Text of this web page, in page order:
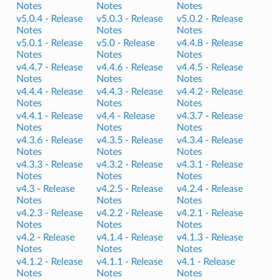
Notes
Notes
Notes
v5.0.4 - Release
Notes
v5.0.3 - Release
Notes
v5.0.2 - Release
Notes
v5.0.1 - Release
Notes
v5.0 - Release
Notes
v4.4.8 - Release
Notes
v4.4.7 - Release
Notes
v4.4.6 - Release
Notes
v4.4.5 - Release
Notes
v4.4.4 - Release
Notes
v4.4.3 - Release
Notes
v4.4.2 - Release
Notes
v4.4.1 - Release
Notes
v4.4 - Release
Notes
v4.3.7 - Release
Notes
v4.3.6 - Release
Notes
v4.3.5 - Release
Notes
v4.3.4 - Release
Notes
v4.3.3 - Release
Notes
v4.3.2 - Release
Notes
v4.3.1 - Release
Notes
v4.3 - Release
Notes
v4.2.5 - Release
Notes
v4.2.4 - Release
Notes
v4.2.3 - Release
Notes
v4.2.2 - Release
Notes
v4.2.1 - Release
Notes
v4.2 - Release
Notes
v4.1.4 - Release
Notes
v4.1.3 - Release
Notes
v4.1.2 - Release
Notes
v4.1.1 - Release
Notes
v4.1 - Release
Notes